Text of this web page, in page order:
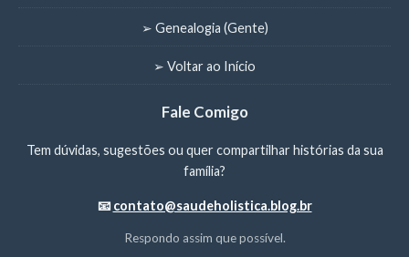
➢ Genealogia (Gente)
➢ Voltar ao Início
Fale Comigo
Tem dúvidas, sugestões ou quer compartilhar histórias da sua
família?
📧 contato@saudeholistica.blog.br
Respondo assim que possível.